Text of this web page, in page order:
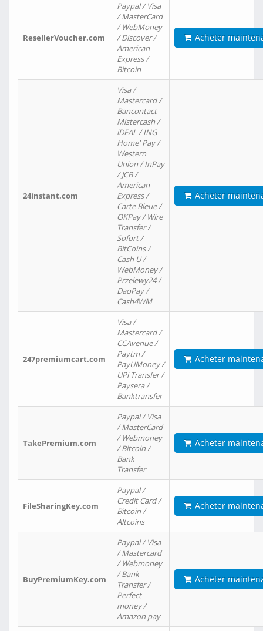
ResellerVoucher.com
Paypal / Visa
/ MasterCard
/ WebMoney
/ Discover /
American
Express /
Bitcoin
Acheter
24instant.com
Visa /
Mastercard /
Bancontact
Mistercash /
iDEAL / ING
Home' Pay /
Western
Union / InPay
/ JCB /
American
Express /
Carte Bleue /
OKPay / Wire
Transfer /
Sofort /
BitCoins /
Cash U /
WebMoney /
Przelewy24 /
DaoPay /
Cash4WM
Acheter
247premiumcart.com
Visa /
Mastercard /
CCAvenue /
Paytm /
PayUMoney /
UPi Transfer /
Paysera /
Banktransfer
Acheter
TakePremium.com
Paypal / Visa
/ MasterCard
/ Webmoney
/ Bitcoin /
Bank
Transfer
Acheter
FileSharingKey.com
Paypal /
Credit Card /
Bitcoin /
Altcoins
Acheter
BuyPremiumKey.com
Paypal / Visa
/ Mastercard
/ Webmoney
/ Bank
Transfer /
Perfect
money /
Amazon pay
Acheter